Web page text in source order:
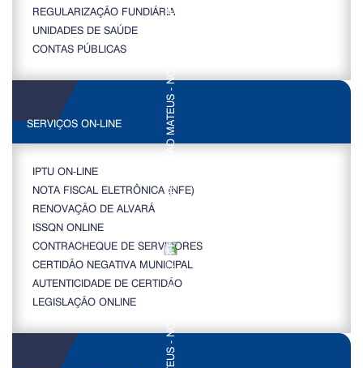
REGULARIZAÇÃO FUNDIÁRIA
UNIDADES DE SAÚDE
CONTAS PÚBLICAS
SERVIÇOS ON-LINE
IPTU ON-LINE
NOTA FISCAL ELETRÔNICA (NFE)
RENOVAÇÃO DE ALVARÁ
ISSQN ONLINE
CONTRACHEQUE DE SERVIDORES
CERTIDÃO NEGATIVA MUNICIPAL
AUTENTICIDADE DE CERTIDÃO
LEGISLAÇÃO ONLINE